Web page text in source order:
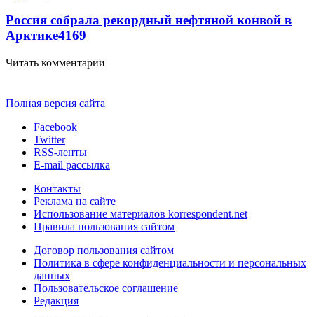
Россия собрала рекордный нефтяной конвой в
Арктике4169
Читать комментарии
Полная версия сайта
Facebook
Twitter
RSS-ленты
E-mail рассылка
Контакты
Реклама на сайте
Использование материалов korrespondent.net
Правила пользования сайтом
Договор пользования сайтом
Политика в сфере конфиденциальности и персональных
данных
Пользовательское соглашение
Редакция